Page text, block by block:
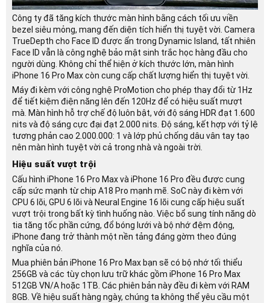
Công ty đã tăng kích thước màn hình bằng cách tối ưu viền
bezel siêu mỏng, mang đến diện tích hiển thị tuyệt vời. Camera
TrueDepth cho Face ID được ẩn trong Dynamic Island, tất nhiên
Face ID vẫn là công nghệ bảo mật sinh trắc học hàng đầu cho
người dùng. Không chỉ thể hiện ở kích thước lớn, màn hình
iPhone 16 Pro Max còn cung cấp chất lượng hiển thị tuyệt vời.
Máy đi kèm với công nghệ ProMotion cho phép thay đổi từ 1Hz
để tiết kiệm điện năng lên đến 120Hz để có hiệu suất mượt
mà. Màn hình hỗ trợ chế độ luôn bật, với độ sáng HDR đạt 1.600
nits và độ sáng cực đại đạt 2.000 nits. Độ sáng, kết hợp với tỷ lệ
tương phản cao 2.000.000: 1 và lớp phủ chống dâu vân tay tạo
nên màn hình tuyệt vời cả trong nhà và ngoài trời.
Hiệu suất vượt trội
Cấu hình iPhone 16 Pro Max và iPhone 16 Pro đều được cung
cấp sức mạnh từ chip A18 Pro mạnh mẽ. SoC này đi kèm với
CPU 6 lõi, GPU 6 lõi và Neural Engine 16 lõi cung cấp hiệu suất
vượt trội trong bất kỳ tình huống nào. Việc bổ sung tính năng dò
tia tăng tốc phần cứng, đổ bóng lưới và bộ nhớ đệm động,
iPhone đang trở thành một nền tảng đáng gờm theo đúng
nghĩa của nó.
Mua phiên bản iPhone 16 Pro Max bạn sẽ có bộ nhớ tối thiểu
256GB và các tùy chọn lưu trữ khác gồm iPhone 16 Pro Max
512GB VN/A hoặc 1TB. Các phiên bản này đều đi kèm với RAM
8GB. Về hiệu suất hàng ngày, chúng ta không thể yêu cầu một